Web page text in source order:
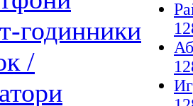
годинники
/